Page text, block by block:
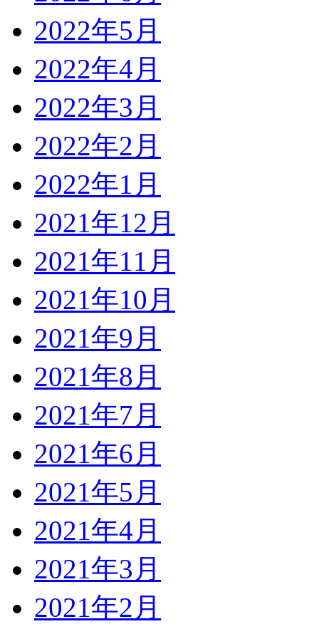
2022年5月
2022年4月
2022年3月
2022年2月
2022年1月
2021年12月
2021年11月
2021年10月
2021年9月
2021年8月
2021年7月
2021年6月
2021年5月
2021年4月
2021年3月
2021年2月